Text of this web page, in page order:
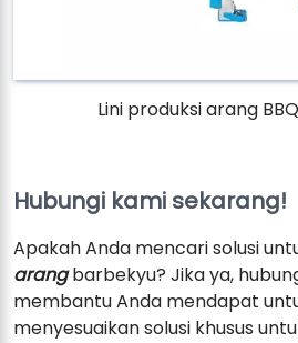
Lini produksi arang
Hubungi kami sekarang!
Apakah Anda mencari solusi
arangbarbekyu? Jika ya,
membantu Anda mendapat
menyesuaikan solusi khusus